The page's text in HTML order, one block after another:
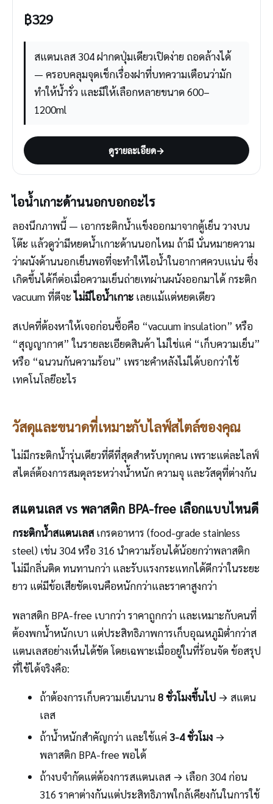
฿329
สแตนเลส 304 ฝากดปุ่มเดียวเปิดง่าย ถอดล้างได้
— ครอบคลุมจุดเช็กเรื่องฝาที่บทความเตือนว่ามัก
ทำให้น้ำรั่ว และมีให้เลือกหลายขนาด 600–
1200ml
ดูรายละเอียด→
ไอน้ำเกาะด้านนอกบอกอะไร
ลองนึกภาพนี้ — เอากระติกน้ำแข็งออกมาจากตู้เย็น วางบน
โต๊ะ แล้วดูว่ามีหยดน้ำเกาะด้านนอกไหม ถ้ามี นั่นหมายความ
ว่าผนังด้านนอกเย็นพอที่จะทำให้ไอน้ำในอากาศควบแน่น ซึ่ง
เกิดขึ้นได้ก็ต่อเมื่อความเย็นถ่ายเทผ่านผนังออกมาได้ กระติก
vacuum ที่ดีจะไม่มีไอน้ำเกาะ เลยแม้แต่หยดเดียว
สเปคที่ต้องหาให้เจอก่อนซื้อคือ “vacuum insulation” หรือ
“สุญญากาศ” ในรายละเอียดสินค้า ไม่ใช่แค่ “เก็บความเย็น”
หรือ “ฉนวนกันความร้อน” เพราะคำหลังไม่ได้บอกว่าใช้
เทคโนโลยีอะไร
วัสดุและขนาดที่เหมาะกับไลฟ์สไตล์ของคุณ
ไม่มีกระติกน้ำรุ่นเดียวที่ดีที่สุดสำหรับทุกคน เพราะแต่ละไลฟ์
สไตล์ต้องการสมดุลระหว่างน้ำหนัก ความจุ และวัสดุที่ต่างกัน
สแตนเลส vs พลาสติก BPA-free เลือกแบบไหนดี
กระติกน้ำสแตนเลสเกรดอาหาร (food-grade stainless
steel) เช่น 304 หรือ 316 นำความร้อนได้น้อยกว่าพลาสติก
ไม่มีกลิ่นติด ทนทานกว่า และรับแรงกระแทกได้ดีกว่าในระยะ
ยาว แต่มีข้อเสียชัดเจนคือหนักกว่าและราคาสูงกว่า
พลาสติก BPA-free เบากว่า ราคาถูกกว่า และเหมาะกับคนที่
ต้องพกน้ำหนักเบา แต่ประสิทธิภาพการเก็บอุณหภูมิต่ำกว่าส
แตนเลสอย่างเห็นได้ชัด โดยเฉพาะเมื่ออยู่ในที่ร้อนจัด ข้อสรุป
ที่ใช้ได้จริงคือ:
ถ้าต้องการเก็บความเย็นนาน8 ชั่วโมงขึ้นไป→ สแตน
เลส
ถ้าน้ำหนักสำคัญกว่า และใช้แค่ 3-4 ชั่วโมง→
พลาสติก BPA-free พอได้
ถ้างบจำกัดแต่ต้องการสแตนเลส → เลือก 304 ก่อน
316 ราคาต่างกันแต่ประสิทธิภาพใกล้เคียงกันในการใช้